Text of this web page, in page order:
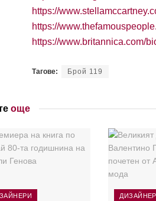
https://
https://
https://www.britannica.com/
Тагове: Брой 119
още